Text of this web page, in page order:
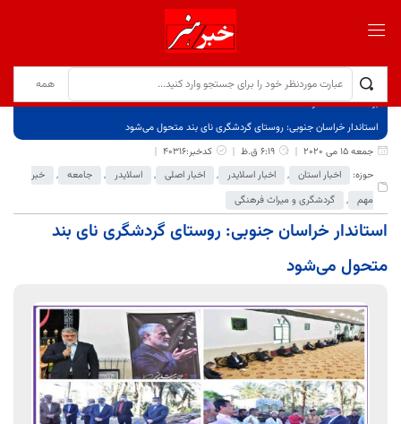
برگ نخست
نوشته‌ها
استاندار خراسان جنوبی: روستای گردشگری نای ‌بند متحول می‌شود
جمعه 15 می 2020
6:19 ق.ظ
کدخبر:40316
حوزه:
اخبار استان , اخبار اسلایدر , اخبار اصلی , اسلایدر , جامعه ,
خبر
مهم , گردشگری و میراث فرهنگی
استاندار خراسان جنوبی: روستای گردشگری نای ‌بند
متحول می‌شود